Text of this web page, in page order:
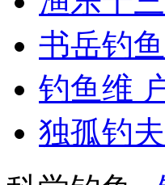
书岳钓
钓鱼维
独孤钓